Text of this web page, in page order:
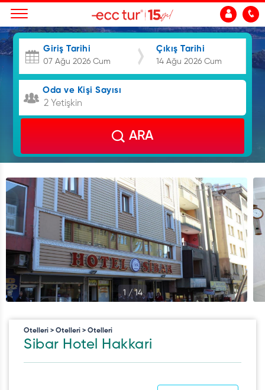
Giriş Tarihi Çıkış Tarihi
Oda ve Kişi Sayısı
2 Yetişkin
ARA
1 /14
Otelleri > Otelleri > Otelleri
Sibar Hotel Hakkari